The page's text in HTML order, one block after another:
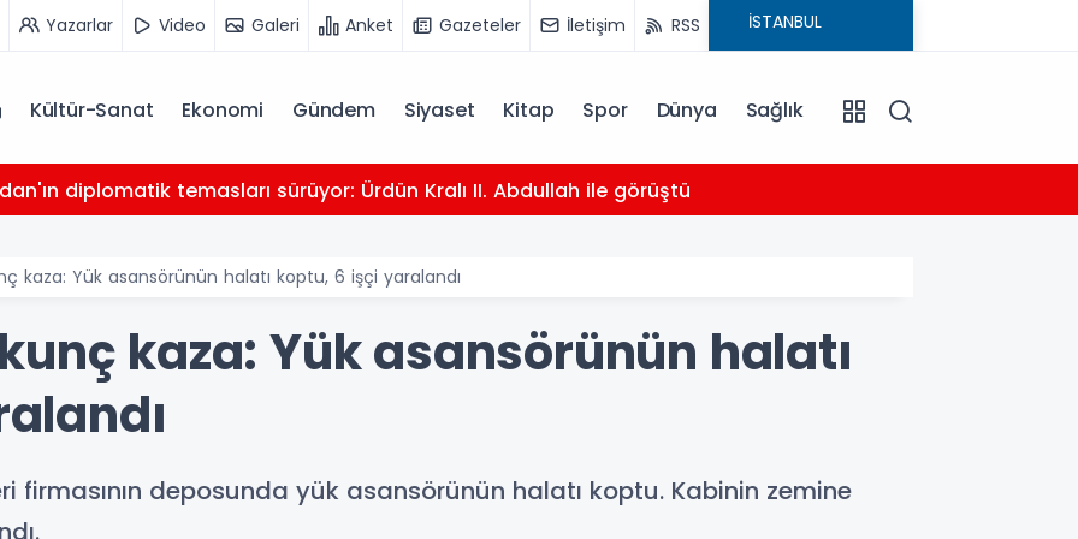
Yazarlar Video Galeri Anket Gazeteler İletişim RSS
Kültür-Sanat Ekonomi Gündem Siyaset Kitap Spor Dünya Sağlık
diplomatik temasları sürüyor: Ürdün Kralı II. Abdullah ile görüştü
kaza: Yük asansörünün halatı koptu, 6 işçi yaralandı
kaza: Yük asansörünün halatı
firmasının deposunda yük asansörünün halatı koptu. Kabinin zemine